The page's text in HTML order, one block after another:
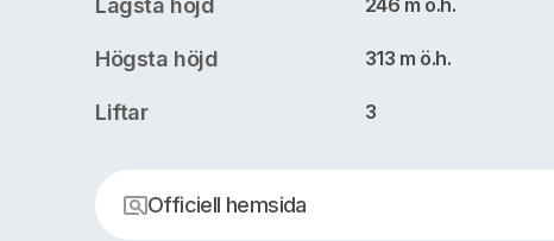
Lägsta höjd 246 m ö.h.
Högsta höjd 313 m ö.h.
Liftar 3
Officiell hemsida